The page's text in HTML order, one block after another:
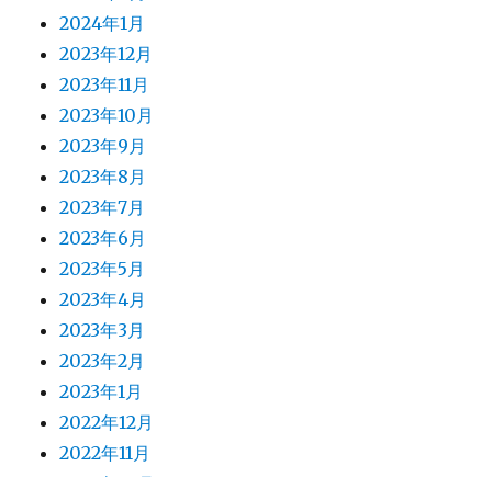
2024年1月
2023年12月
2023年11月
2023年10月
2023年9月
2023年8月
2023年7月
2023年6月
2023年5月
2023年4月
2023年3月
2023年2月
2023年1月
2022年12月
2022年11月